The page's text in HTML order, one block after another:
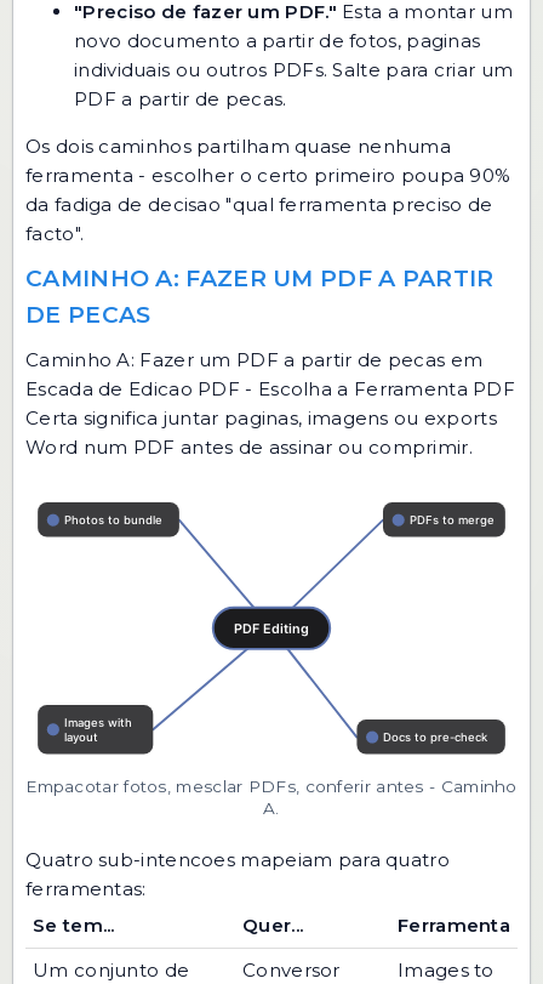
"Preciso de fazer um PDF." Esta a montar um
novo documento a partir de fotos, paginas
individuais ou outros PDFs. Salte para criar um
PDF a partir de pecas.
Os dois caminhos partilham quase nenhuma
ferramenta - escolher o certo primeiro poupa 90%
da fadiga de decisao "qual ferramenta preciso de
facto".
CAMINHO A: FAZER UM PDF A PARTIR
DE PECAS
Caminho A: Fazer um PDF a partir de pecas em
Escada de Edicao PDF - Escolha a Ferramenta PDF
Certa significa juntar paginas, imagens ou exports
Word num PDF antes de assinar ou comprimir.
Empacotar fotos, mesclar PDFs, conferir antes - Caminho
A.
Quatro sub-intencoes mapeiam para quatro
ferramentas:
Se tem...
Quer...
Ferramenta
Um conjunto de
Conversor
Images to